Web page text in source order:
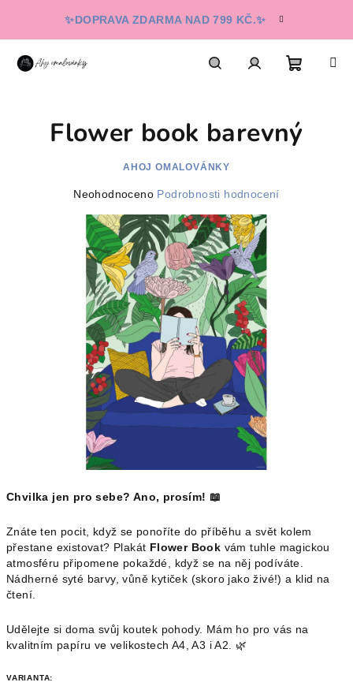
obsah
✨DOPRAVA ZDARMA NAD 799 KČ.✨
košík
Chvilka jen pro sebe? Ano, prosím! 📖
Znáte ten pocit, když se ponoříte do příběhu a svět kolem
přestane existovat? Plakát Flower Book vám tuhle magickou
atmosféru připomene pokaždé, když se na něj podíváte.
Nádherné syté barvy, vůně kytiček (skoro jako živé!) a klid na
čtení.
Udělejte si doma svůj koutek pohody. Mám ho pro vás na
kvalitním papíru ve velikostech A4, A3 i A2. 🌿
VARIANTA:
Flower book barevný
AHOJ OMALOVÁNKY
Neohodnoceno Podrobnosti hodnocení